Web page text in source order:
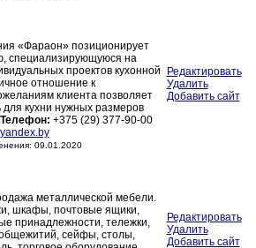
«Фараон» позиционирует
специализирующуюся на
проектов кухонной
отношение к
клиента позволяет
для кухни нужных размеров
Телефон: +375 (29) 377-90-00
09.01.2020
Редактировать
Удалить
Добавить сайт
металлической мебели.
шкафы, почтовые ящики,
принадлежности, тележки,
сейфы, столы,
Редактировать
Удалить
Добавить сайт